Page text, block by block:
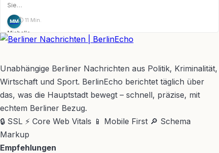
Sie…
MM
Michelle
Möhring
⏱ 11 Min.
Unabhängige Berliner Nachrichten aus Politik, Kriminalität,
Wirtschaft und Sport. BerlinEcho berichtet täglich über
das, was die Hauptstadt bewegt – schnell, präzise, mit
echtem Berliner Bezug.
🔒 SSL ⚡ Core Web Vitals 📱 Mobile First 🔎 Schema
Markup
Empfehlungen